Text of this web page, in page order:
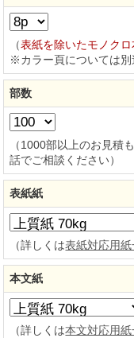
（表紙を除いたモノク
※カラー頁については
部数
（1000部以上のお見積
話でご相談ください）
表紙紙
（詳しくは表紙対応用紙
本文紙
（詳しくは本文対応用紙